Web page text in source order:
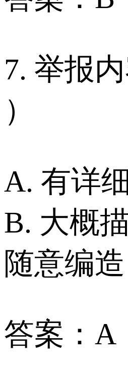
7. 举报
）
A. 有详
B. 大概
随意编造
答案：A